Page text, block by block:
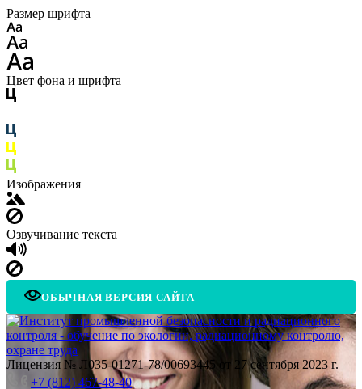
Размер шрифта
Цвет фона и шрифта
Изображения
Озвучивание текста
ОБЫЧНАЯ ВЕРСИЯ САЙТА
Лицензия № Л035-01271-78/00693445 от 27 сентября 2023 г.
+7 (812) 467-48-40